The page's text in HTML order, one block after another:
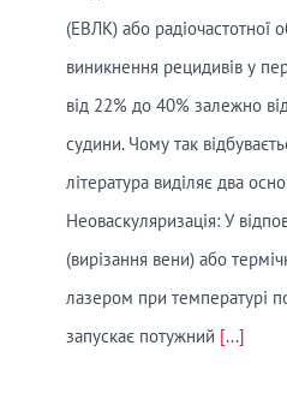
(ЕВЛК) або радіочастотної
виникнення рецидивів у
від 22% до 40% залежно
судини. Чому так
література виділяє два
Неоваскуляризація: У
(вирізання вени) або
лазером при температурі
запускає потужний [...]